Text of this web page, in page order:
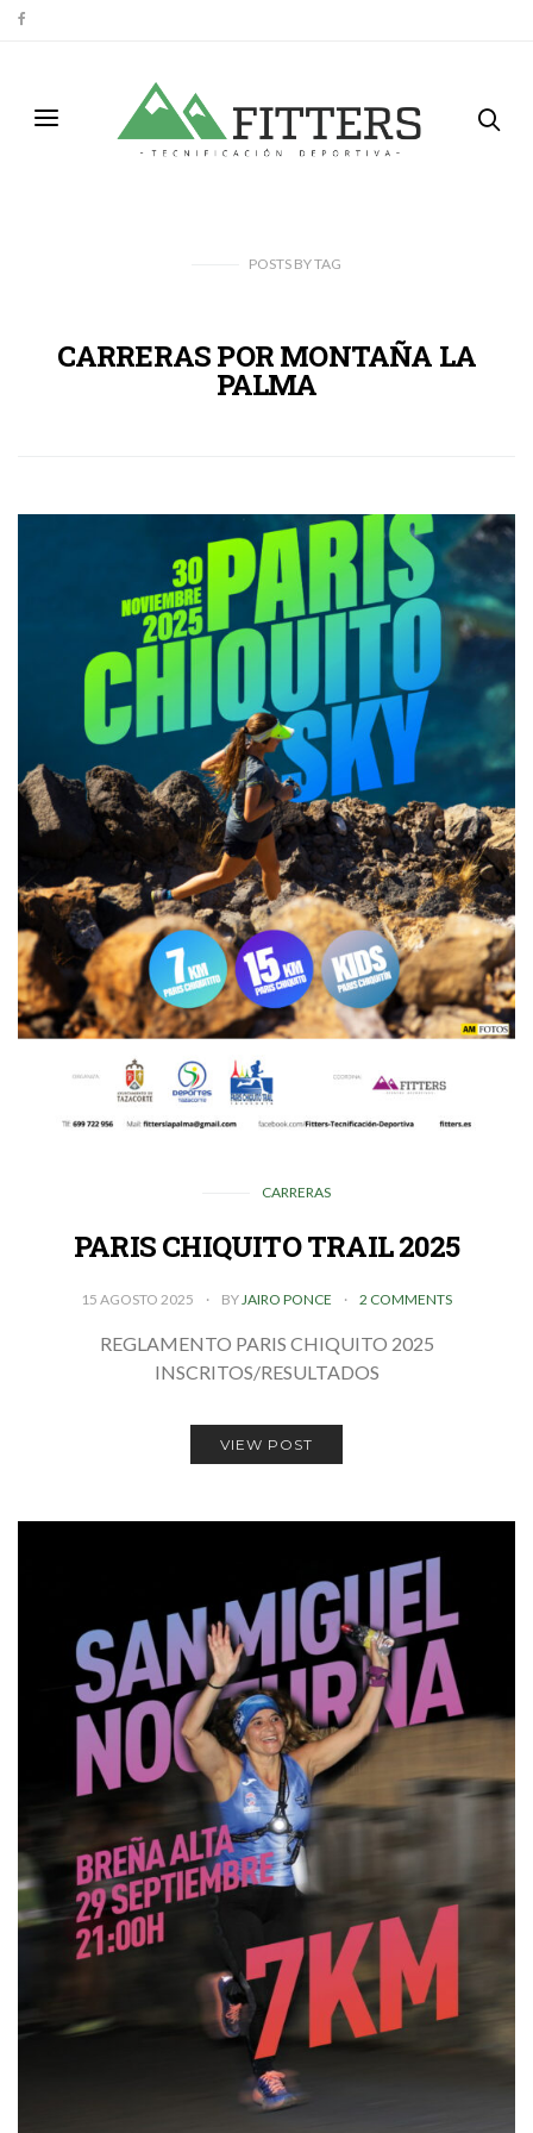
POSTS BYTAG
CARRERAS POR MONTAÑA LA
PALMA
CARRERAS
PARIS CHIQUITO TRAIL 2025
15 AGOSTO 2025 BY JAIRO PONCE 2 COMMENTS
REGLAMENTO PARIS CHIQUITO 2025
INSCRITOS/RESULTADOS
VIEW POST